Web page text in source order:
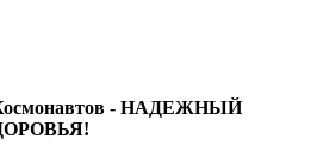
- НАДЕЖНЫЙ